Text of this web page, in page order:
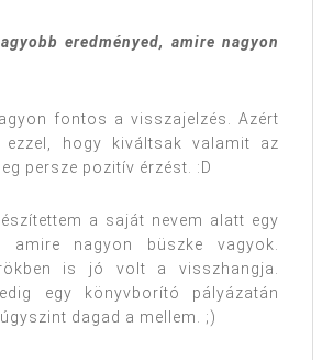
eredményed, amire nagyon
fontos a visszajelzés. Azért
hogy kiváltsak valamit az
persze pozitív érzést. :D
a saját nevem alatt egy
amire nagyon büszke vagyok.
is jó volt a visszhangja.
egy könyvborító pályázatán
dagad a mellem. ;)